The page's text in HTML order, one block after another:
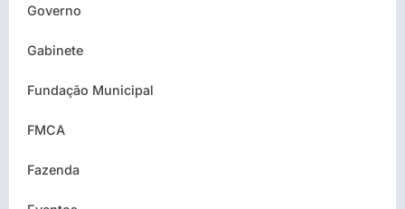
Governo
Gabinete
Fundação Municipal
FMCA
Fazenda